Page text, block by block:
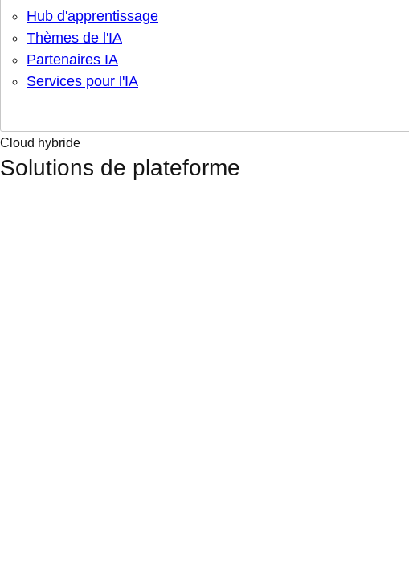
Hub d'apprentissage
Thèmes de l'IA
Partenaires IA
Services pour l'IA
Cloud hybride
Solutions de plateforme